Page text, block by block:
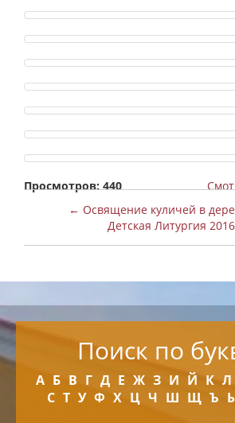
Просмотров: 440
← Освящение куличей в
Детская Литургия
Поиск по
А Б В Г Д Е Ж З И Й К Л
С Т У Ф Х Ц Ч Ш Щ Ъ